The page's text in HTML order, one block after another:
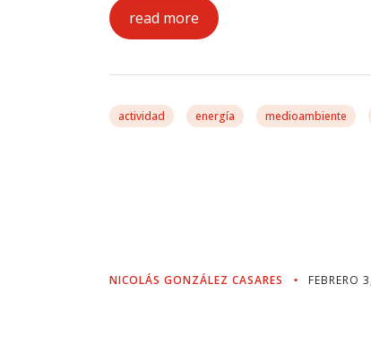
read more
actividad energía medioambiente
NICOLÁS GONZÁLEZ CASARES FEBRERO